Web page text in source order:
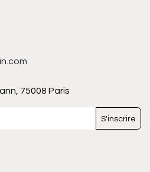
75008 Paris
S'inscrire